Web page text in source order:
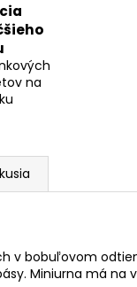
na
v bobuľovom
Miniurna má na